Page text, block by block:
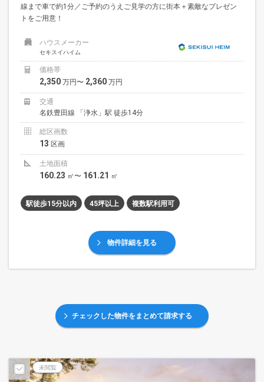
線まで車で約1分／ご予約のうえご見学の方に街本＋素敵なプレゼン
トをご用意！
ハウスメーカー
セキスイハイム
価格帯
2,350 万円〜 2,360 万円
交通
名鉄豊田線 「浄水」駅 徒歩14分
総区画数
13 区画
土地面積
160.23 ㎡〜 161.21 ㎡
駅徒歩15分以内 45坪以上 複数駅利用可
物件詳細を見る
チェックした物件をまとめて請求する
未閲覧